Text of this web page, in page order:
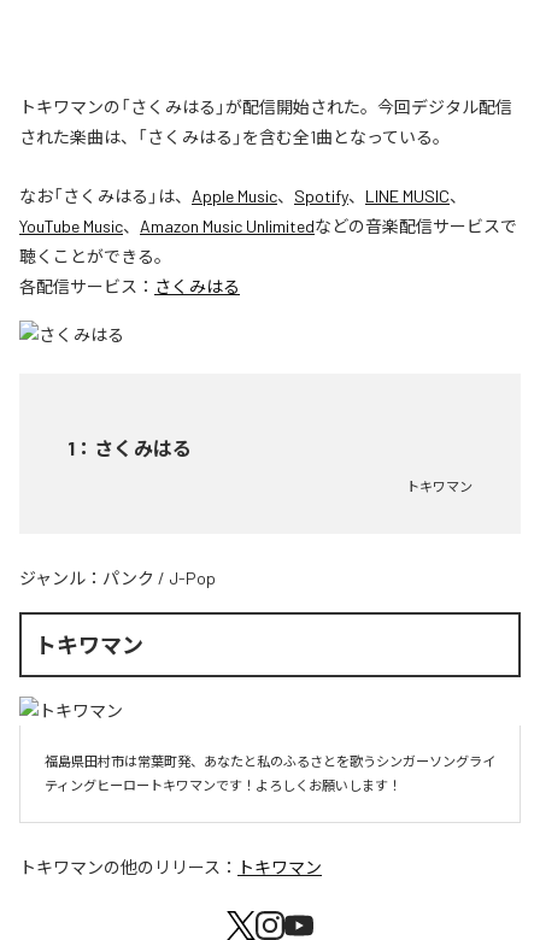
トキワマンの「さくみはる」が配信開始された。今回デジタル配信
された楽曲は、「さくみはる」を含む全1曲となっている。
なお「さくみはる 」は、 Apple Music、 Spotify、 LINE MUSIC、
YouTube Music、 Amazon Music Unlimitedなどの音楽配信サービスで
聴くことができる。
各配信サービス： さくみはる
1 ： さくみはる
トキワマン
ジャンル： パンク / J-Pop
トキワマン
福島県田村市は常葉町発、あなたと私のふるさとを歌うシンガーソングライ
ティングヒーロートキワマンです！よろしくお願いします！
トキワマンの他のリリース： トキワマン